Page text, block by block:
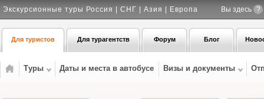
Экскурсионные туры Россия | СНГ | Азия | Европа Вы здесь ?
Для туристов Для турагентств Форум Блог
Туры Даты и места в автобусе Визы и документы